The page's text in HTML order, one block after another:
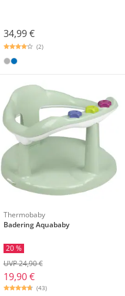
34,99 €
(2)
Thermobaby
Badering Aquababy
20 %
19,90 €
UVP 24,90 €
(43)